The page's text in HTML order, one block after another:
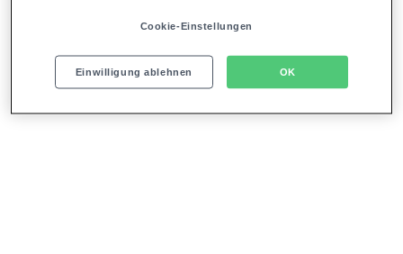
Das bekommen Sie nur bei uns:
Cookie-Einstellungen
Einwilligung ablehnen OK